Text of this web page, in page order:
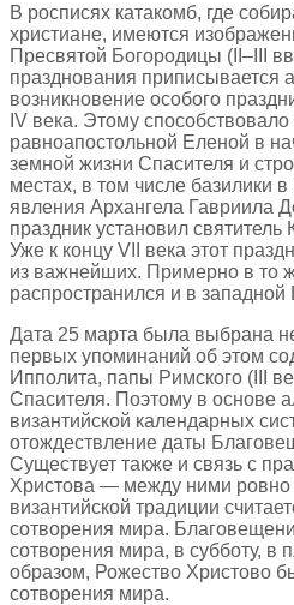
В росписях катакомб, где
христиане, имеются
Пресвятой Богородицы (II–III
празднования приписывается
возникновение особого
IV века. Этому
равноапостольной Еленой в
земной жизни Спасителя и
местах, в том числе базилики
явления Архангела Гавриила
праздник установил
Уже к концу VII века этот
из важнейших. Примерно в то
распространился и в западной
Дата 25 марта была выбрана
первых упоминаний об этом
Ипполита, папы Римского (III
Спасителя. Поэтому в основе
византийской календарных
отождествление даты
Существует также и связь с
Христова — между ними ровно
византийской традиции
сотворения мира.
сотворения мира, в субботу, в
образом, Рожество Христово
сотворения мира.